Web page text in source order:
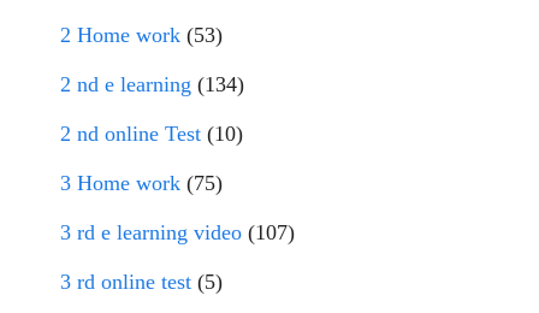
2 Home work (53)
2 nd e learning (134)
2 nd online Test (10)
3 Home work (75)
3 rd e learning video (107)
3 rd online test (5)